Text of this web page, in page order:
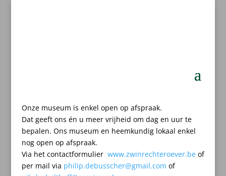
Onze museum is enkel open op afspraak.
Dat geeft ons én u meer vrijheid om dag en uur te
bepalen. Ons museum en heemkundig lokaal enkel
nog open op afspraak.
Via het contactformulier www.zwinrechteroever.be of
per mail via philip.debusscher@gmail.com of